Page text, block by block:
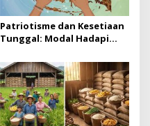
Patriotisme dan Kesetiaan
Tunggal: Modal Hadapi